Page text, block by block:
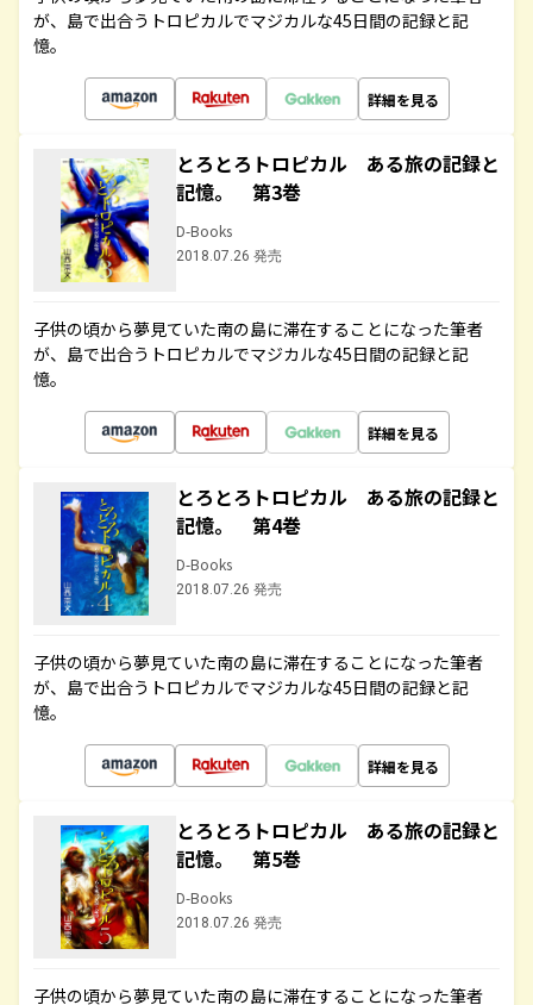
が、島で出合うトロピカルでマジカルな45日間の記録と記
憶。
詳細を見る
とろとろトロピカル ある旅の記録と
記憶。 第3巻
D-Books
2018.07.26 発売
子供の頃から夢見ていた南の島に滞在することになった筆者
が、島で出合うトロピカルでマジカルな45日間の記録と記
憶。
詳細を見る
とろとろトロピカル ある旅の記録と
記憶。 第4巻
D-Books
2018.07.26 発売
子供の頃から夢見ていた南の島に滞在することになった筆者
が、島で出合うトロピカルでマジカルな45日間の記録と記
憶。
詳細を見る
とろとろトロピカル ある旅の記録と
記憶。 第5巻
D-Books
2018.07.26 発売
子供の頃から夢見ていた南の島に滞在することになった筆者